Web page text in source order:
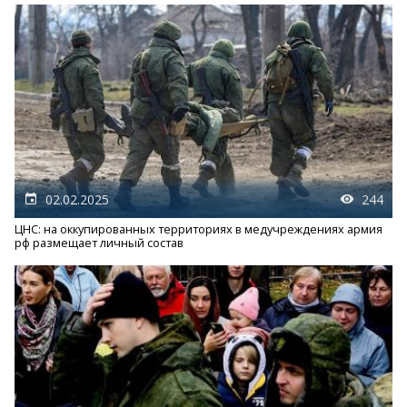
02.02.2025 244
ЦНС: на оккупированных территориях в медучреждениях армия
рф размещает личный состав